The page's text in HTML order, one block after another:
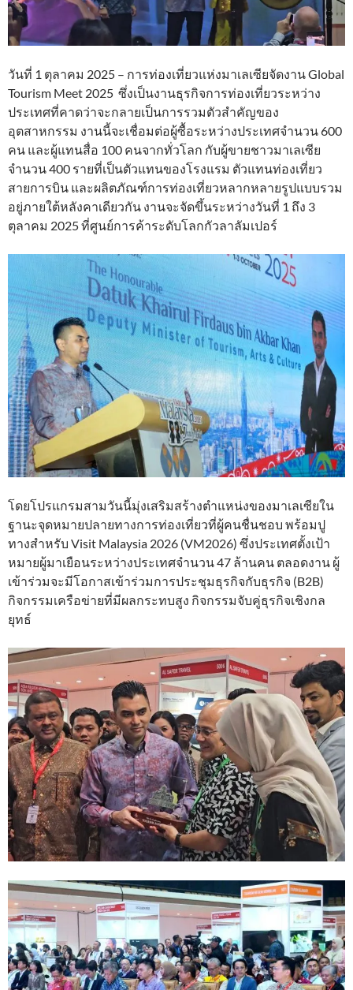
วันที่ 1 ตุลาคม 2025 – การท่องเที่ยวแห่งมาเลเซียจัดงาน Global
Tourism Meet 2025 ซึ่งเป็นงานธุรกิจการท่องเที่ยวระหว่าง
ประเทศที่คาดว่าจะกลายเป็นการรวมตัวสำคัญของ
อุตสาหกรรม งานนี้จะเชื่อมต่อผู้ซื้อระหว่างประเทศจำนวน 600
คน และผู้แทนสื่อ 100 คนจากทั่วโลก กับผู้ขายชาวมาเลเซีย
จำนวน 400 รายที่เป็นตัวแทนของโรงแรม ตัวแทนท่องเที่ยว
สายการบิน และผลิตภัณฑ์การท่องเที่ยวหลากหลายรูปแบบรวม
อยู่ภายใต้หลังคาเดียวกัน งานจะจัดขึ้นระหว่างวันที่ 1 ถึง 3
ตุลาคม 2025 ที่ศูนย์การค้าระดับโลกกัวลาลัมเปอร์
โดยโปรแกรมสามวันนี้มุ่งเสริมสร้างตำแหน่งของมาเลเซียใน
ฐานะจุดหมายปลายทางการท่องเที่ยวที่ผู้คนชื่นชอบ พร้อมปู
ทางสำหรับ Visit Malaysia 2026 (VM2026) ซึ่งประเทศตั้งเป้า
หมายผู้มาเยือนระหว่างประเทศจำนวน 47 ล้านคน ตลอดงาน ผู้
เข้าร่วมจะมีโอกาสเข้าร่วมการประชุมธุรกิจกับธุรกิจ (B2B)
กิจกรรมเครือข่ายที่มีผลกระทบสูง กิจกรรมจับคู่ธุรกิจเชิงกล
ยุทธ์